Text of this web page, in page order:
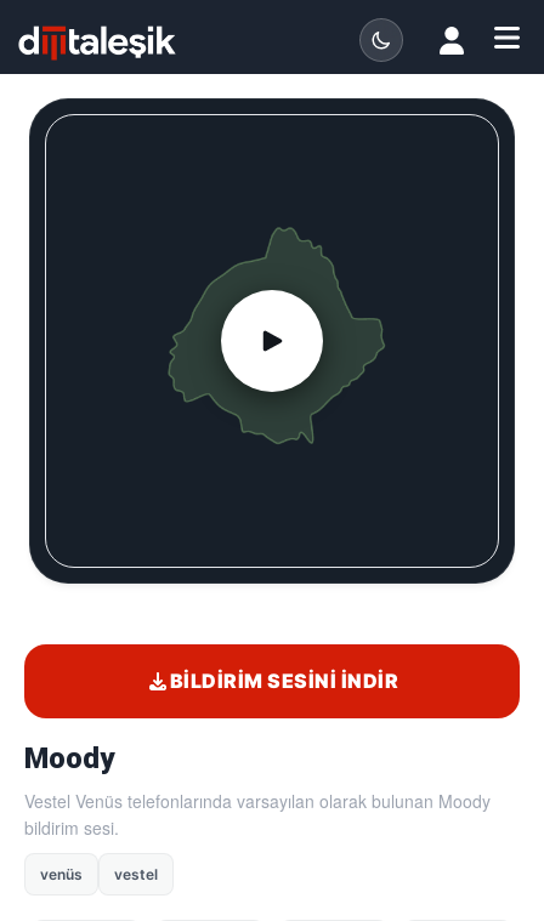
Moody
Vestel Venüs telefonlarında varsayılan olarak bulunan Moody
bildirim sesi.
venüs vestel
BILDIRIM SESINI İNDIR